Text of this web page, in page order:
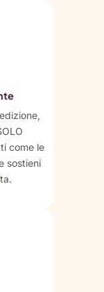
come le
sostieni